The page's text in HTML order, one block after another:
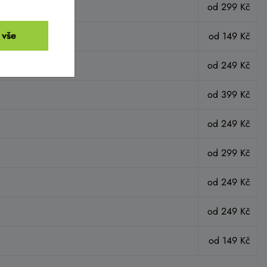
od 299 Kč
od 149 Kč
od 249 Kč
od 399 Kč
od 249 Kč
od 299 Kč
od 249 Kč
od 249 Kč
od 149 Kč